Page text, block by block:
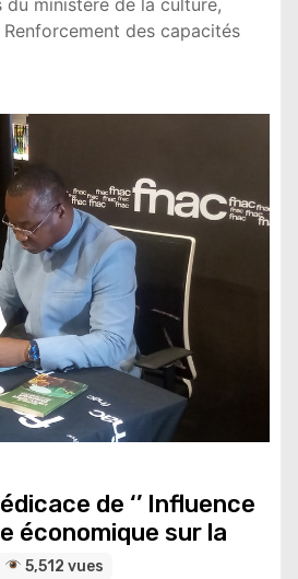
ministère de la culture,
des capacités
de ‘’ Influence
économique sur la
5,512 vues